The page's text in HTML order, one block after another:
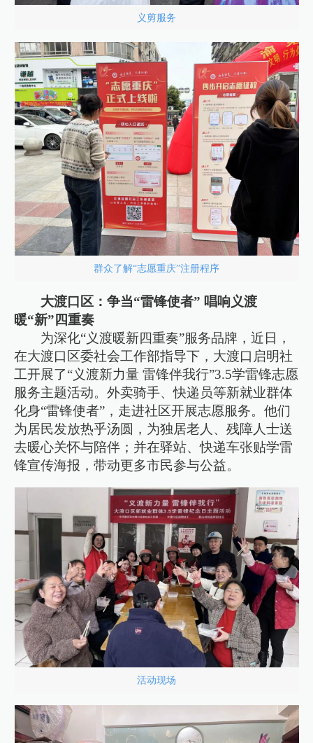
义剪服务
群众了解“志愿重庆”注册程序
大渡口区：争当“雷锋使者” 唱响义渡
暖“新”四重奏
为深化“义渡暖新四重奏”服务品牌，近日，
在大渡口区委社会工作部指导下，大渡口启明社
工开展了“义渡新力量 雷锋伴我行”3.5学雷锋志愿
服务主题活动。外卖骑手、快递员等新就业群体
化身“雷锋使者”，走进社区开展志愿服务。他们
为居民发放热乎汤圆，为独居老人、残障人士送
去暖心关怀与陪伴；并在驿站、快递车张贴学雷
锋宣传海报，带动更多市民参与公益。
活动现场